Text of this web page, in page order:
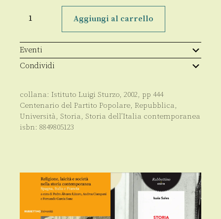
quantità
Aggiungi al carrello
Eventi
Condividi
collana: Istituto Luigi Sturzo, 2002, pp 444
Centenario del Partito Popolare, Repubblica,
Università, Storia, Storia dell’Italia contemporanea
isbn: 8849805123